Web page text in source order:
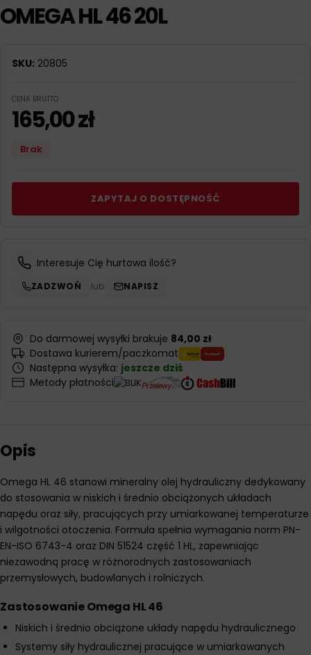
OMEGA HL 46 20L
SKU: 20805
CENA BRUTTO
165,00zł
Brak
ZAPYTAJ O DOSTĘPNOŚĆ
Interesuje Cię hurtowa ilość?
ZADZWOŃ lub NAPISZ
Do darmowej wysyłki brakuje 84,00 zł
Dostawa kurierem/paczkomat
Następna wysyłka: jeszcze dziś
Metody płatności
Opis
Omega HL 46 stanowi mineralny olej hydrauliczny dedykowany
do stosowania w niskich i średnio obciążonych układach
napędu oraz siły, pracujących przy umiarkowanej temperaturze
i wilgotności otoczenia. Formuła spełnia wymagania norm PN-
EN-ISO 6743-4 oraz DIN 51524 część 1 HL, zapewniając
niezawodną pracę w różnorodnych zastosowaniach
przemysłowych, budowlanych i rolniczych.
Zastosowanie Omega HL 46
Niskich i średnio obciążone układy napędu hydraulicznego
Systemy siły hydraulicznej pracujące w umiarkowanych